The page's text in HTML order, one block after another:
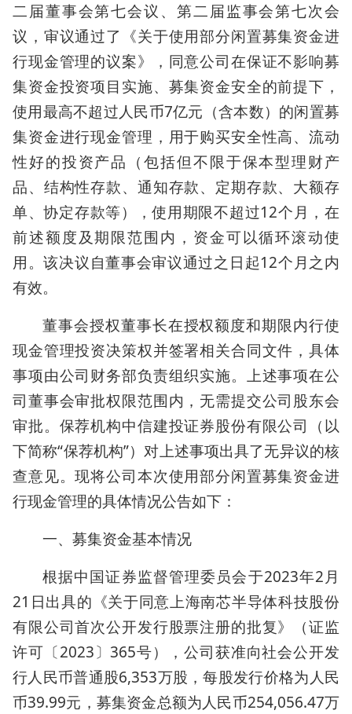
二届董事会第七会议、第二届监事会第七次会
议，审议通过了《关于使用部分闲置募集资金进
行现金管理的议案》，同意公司在保证不影响募
集资金投资项目实施、募集资金安全的前提下，
使用最高不超过人民币7亿元（含本数）的闲置募
集资金进行现金管理，用于购买安全性高、流动
性好的投资产品（包括但不限于保本型理财产
品、结构性存款、通知存款、定期存款、大额存
单、协定存款等），使用期限不超过12个月，在
前述额度及期限范围内，资金可以循环滚动使
用。该决议自董事会审议通过之日起12个月之内
有效。
董事会授权董事长在授权额度和期限内行使
现金管理投资决策权并签署相关合同文件，具体
事项由公司财务部负责组织实施。上述事项在公
司董事会审批权限范围内，无需提交公司股东会
审批。保荐机构中信建投证券股份有限公司（以
下简称“保荐机构”）对上述事项出具了无异议的核
查意见。现将公司本次使用部分闲置募集资金进
行现金管理的具体情况公告如下：
一、募集资金基本情况
根据中国证券监督管理委员会于2023年2月
21日出具的《关于同意上海南芯半导体科技股份
有限公司首次公开发行股票注册的批复》（证监
许可〔2023〕365号），公司获准向社会公开发
行人民币普通股6,353万股，每股发行价格为人民
币39.99元，募集资金总额为人民币254,056.47万